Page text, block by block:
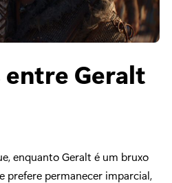
Geralt
enquanto Geralt é um bruxo
prefere permanecer imparcial,